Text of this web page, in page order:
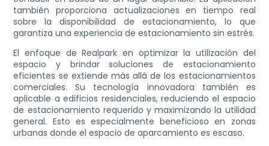
también proporciona actualizaciones en tiempo real
sobre la disponibilidad de estacionamiento, lo que
garantiza una experiencia de estacionamiento sin estrés.
El enfoque de Realpark en optimizar la utilización del
espacio y brindar soluciones de estacionamiento
eficientes se extiende más allá de los estacionamientos
comerciales. Su tecnología innovadora también es
aplicable a edificios residenciales, reduciendo el espacio
de estacionamiento requerido y maximizando la utilidad
general. Esto es especialmente beneficioso en zonas
urbanas donde el espacio de aparcamiento es escaso.